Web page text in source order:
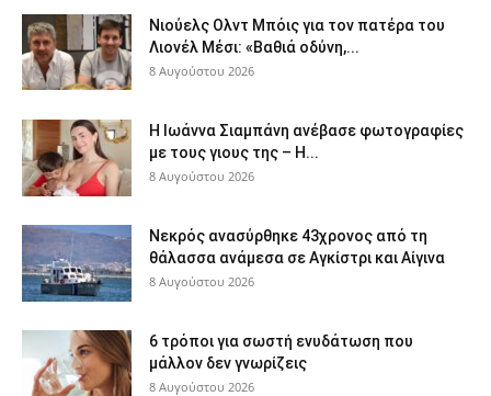
Νιούελς Ολντ Μπόις για τον πατέρα του
Λιονέλ Μέσι: «Βαθιά οδύνη,...
8 Αυγούστου 2026
H Ιωάννα Σιαμπάνη ανέβασε φωτογραφίες
με τους γιους της – Η...
8 Αυγούστου 2026
Νεκρός ανασύρθηκε 43χρονος από τη
θάλασσα ανάμεσα σε Αγκίστρι και Αίγινα
8 Αυγούστου 2026
6 τρόποι για σωστή ενυδάτωση που
μάλλον δεν γνωρίζεις
8 Αυγούστου 2026